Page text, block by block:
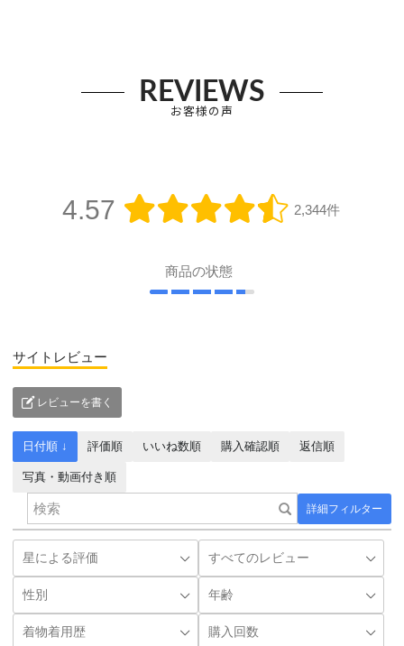
REVIEWS
お客様の声
4.57 2,344件
商品の状態
サイトレビュー
レビューを書く
詳細フィルター
日付順 ↓ 評価順 いいね数順 購入確認順 返信順
写真・動画付き順